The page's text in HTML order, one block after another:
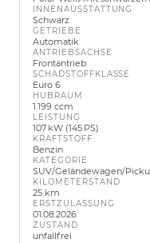
INNENAUSSTATTUNG
Schwarz
GETRIEBE
Automatik
ANTRIEBSACHSE
Frontantrieb
SCHADSTOFFKLASSE
Euro 6
HUBRAUM
1.199 ccm
LEISTUNG
107 kW (145 PS)
KRAFTSTOFF
Benzin
KATEGORIE
SUV/Geländewagen/
KILOMETERSTAND
25 km
ERSTZULASSUNG
01.08.2026
ZUSTAND
unfallfrei